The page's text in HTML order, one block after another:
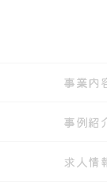
事業内
事例紹
求人情